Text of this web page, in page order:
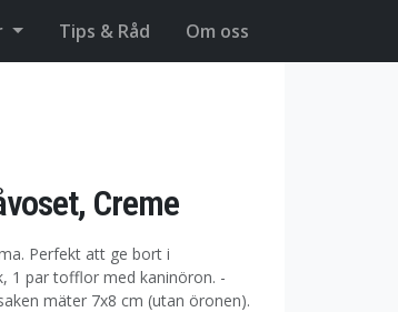
Tips & Råd Om oss
Creme
Perfekt att ge bort i
1 par tofflor med kaninöron. -
mäter 7x8 cm (utan öronen).